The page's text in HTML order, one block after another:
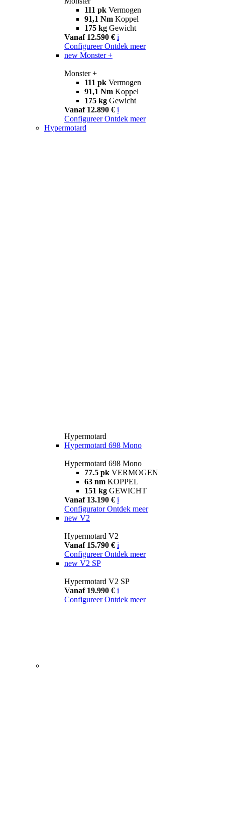
111 pk Vermogen
91,1 Nm Koppel
175 kg Gewicht
Vanaf 12.590 € i
Configureer Ontdek meer
new Monster +
Monster +
111 pk Vermogen
91,1 Nm Koppel
175 kg Gewicht
Vanaf 12.890 € i
Configureer Ontdek meer
Hypermotard
Hypermotard
Hypermotard 698 Mono
Hypermotard 698 Mono
77.5 pk VERMOGEN
63 nm KOPPEL
151 kg GEWICHT
Vanaf 13.190 € i
Configurator Ontdek meer
new V2
Hypermotard V2
Vanaf 15.790 € i
Configureer Ontdek meer
new V2 SP
Hypermotard V2 SP
Vanaf 19.990 € i
Configureer Ontdek meer